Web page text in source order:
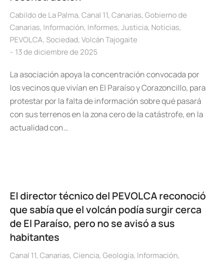
Cabildo de La Palma, Canal 11, Canarias, Gobierno de
Canarias, Información, Informes, Justicia, Noticias,
PEVOLCA, Sociedad, Volcán Tajogaite
13 de diciembre de 2025
La asociación apoya la concentración convocada por
los vecinos que vivían en El Paraíso y Corazoncillo, para
protestar por la falta de información sobre qué pasará
con sus terrenos en la zona cero de la catástrofe, en la
actualidad con…
El director técnico del PEVOLCA reconoció
que sabía que el volcán podía surgir cerca
de El Paraíso, pero no se avisó a sus
habitantes
Canal 11, Canarias, Ciencia, Geología, Información,